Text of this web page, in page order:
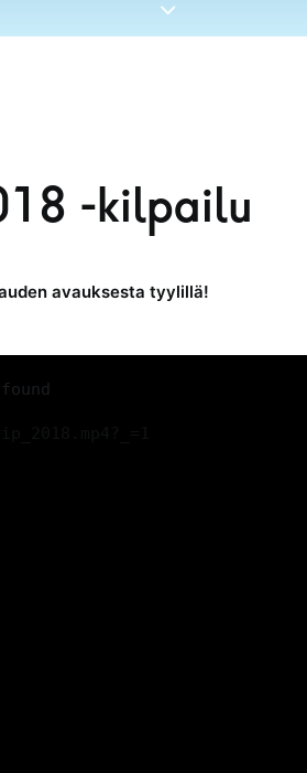
-kilpailu
avauksesta tyylillä!